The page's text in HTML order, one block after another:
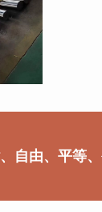
自由、平等